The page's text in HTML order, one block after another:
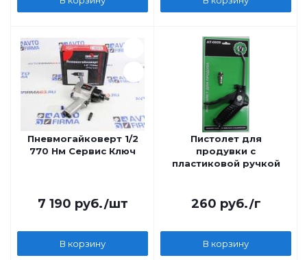
Пневмогайковерт 1/2
770 Нм Сервис Ключ
7 190 руб./шт
В корзину
Пистолет для
продувки с
пластиковой ручкой
260 руб./г
В корзину